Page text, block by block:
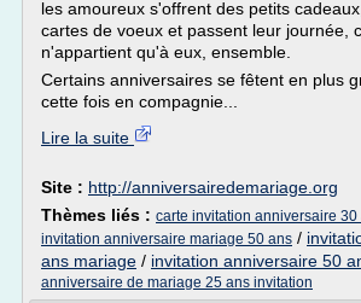
les amoureux s'offrent des petits
cartes de voeux et passent leur journée,
n'appartient qu'à eux, ensemble.
Certains anniversaires se fêtent en plus
cette fois en compagnie...
Lire la suite
Site : http://anniversairedemariage.org
Thèmes liés : carte invitation anniversaire 30
invitation anniversaire mariage 50 ans /
ans mariage / invitation anniversaire 50
anniversaire de mariage 25 ans invitation